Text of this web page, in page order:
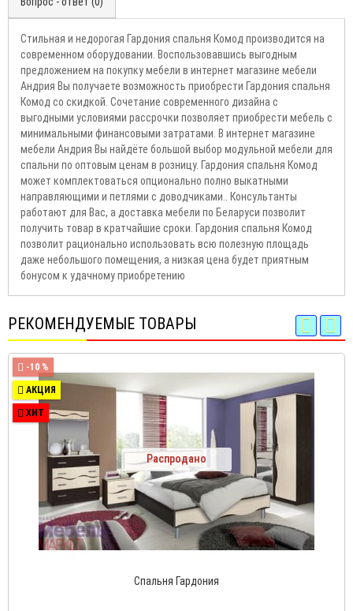
Стильная и недорогая Гардония спальня Комод производится на
современном оборудовании. Воспользовавшись выгодным
предложением на покупку мебели в интернет магазине мебели
Андрия Вы получаете возможность приобрести Гардония спальня
Комод со скидкой. Сочетание современного дизайна с
выгодными условиями рассрочки позволяет приобрести мебель с
минимальными финансовыми затратами. В интернет магазине
мебели Андрия Вы найдёте большой выбор модульной мебели для
спальни по оптовым ценам в розницу. Гардония спальня Комод
может комплектоваться опционально полно выкатными
направляющими и петлями с доводчиками.. Консультанты
работают для Вас, а доставка мебели по Беларуси позволит
получить товар в кратчайшие сроки. Гардония спальня Комод
позволит рационально использовать всю полезную площадь
даже небольшого помещения, а низкая цена будет приятным
бонусом к удачному приобретению
РЕКОМЕНДУЕМЫЕ ТОВАРЫ
-10 %
АКЦИЯ
ХИТ
Распродано
Спальня Гардония